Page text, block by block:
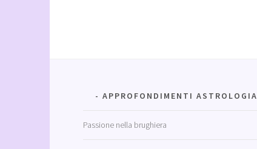
APPROFONDIMENTI ASTROLOGIA
Passione nella brughiera